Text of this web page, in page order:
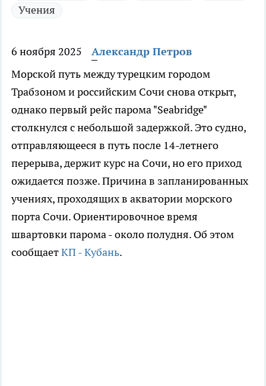
Учения
6 ноября 2025
Александр Петров
Морской путь между турецким городом
Трабзоном и российским Сочи снова открыт,
однако первый рейс парома "Seabridge"
столкнулся с небольшой задержкой. Это судно,
отправляющееся в путь после 14-летнего
перерыва, держит курс на Сочи, но его приход
ожидается позже. Причина в запланированных
учениях, проходящих в акватории морского
порта Сочи. Ориентировочное время
швартовки парома - около полудня. Об этом
сообщаетКП - Кубань.